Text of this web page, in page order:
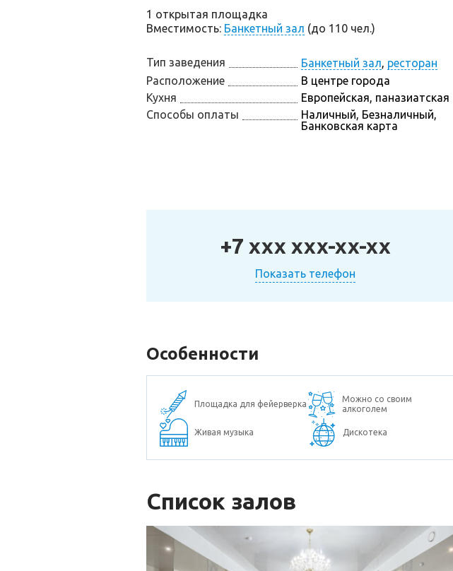
1 открытая площадка
Вместимость: Банкетный зал (до 110 чел.)
Тип заведения Банкетный зал, ресторан
Расположение
В центре города
Кухня
Европейская, паназиатская
Способы оплаты
Наличный, Безналичный,
Банковская карта
+7 xxx xxx-xx-xx
Показать телефон
Особенности
Площадка для фейерверка
Можно со своим
алкоголем
Живая музыка Дискотека
Список залов